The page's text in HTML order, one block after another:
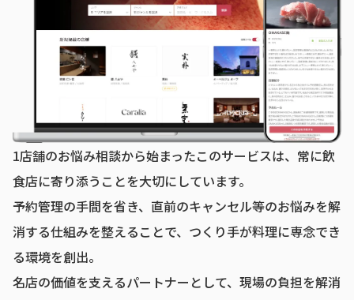
1店舗のお悩み相談から始まったこのサービスは、常に飲
食店に寄り添うことを大切にしています。
予約管理の手間を省き、直前のキャンセル等のお悩みを解
消する仕組みを整えることで、つくり手が料理に専念でき
る環境を創出。
名店の価値を支えるパートナーとして、現場の負担を解消